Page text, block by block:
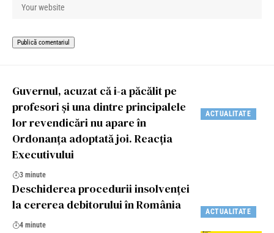
ACTUALITATE
Guvernul, acuzat că i-a păcălit pe
profesori și una dintre principalele
lor revendicări nu apare în
Ordonanța adoptată joi. Reacția
Executivului
3 minute
ACTUALITATE
Deschiderea procedurii insolvenței
la cererea debitorului în România
4 minute